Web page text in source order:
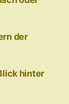
der
hinter